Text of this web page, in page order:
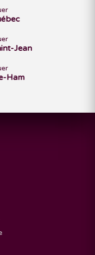
Jean
Ham